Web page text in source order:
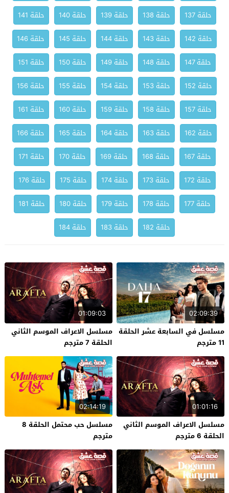
حلقة 137 حلقة 138 حلقة 139 حلقة 140
حلقة 141
حلقة 142
حلقة 143 حلقة 144 حلقة 145
حلقة 146
حلقة 147
حلقة 148 حلقة 149 حلقة 150
حلقة 151
حلقة 152
حلقة 153 حلقة 154 حلقة 155
حلقة 156
حلقة 157
حلقة 158 حلقة 159 حلقة 160
حلقة 161
حلقة 162
حلقة 163 حلقة 164 حلقة 165
حلقة 166
حلقة 167
حلقة 168 حلقة 169 حلقة 170
حلقة 171
حلقة 172
حلقة 173 حلقة 174 حلقة 175
حلقة 176
حلقة 177
حلقة 178 حلقة 179 حلقة 180
حلقة 181
حلقة 182
حلقة 183 حلقة 184
02:09:39
مسلسل في السابعة عشر الحلقة
11 مترجم
01:09:03
مسلسل الاعراف الموسم الثاني
الحلقة 7 مترجم
01:01:16
مسلسل الاعراف الموسم الثاني
الحلقة 6 مترجم
02:14:19
مسلسل حب محتمل الحلقة 8
مترجم